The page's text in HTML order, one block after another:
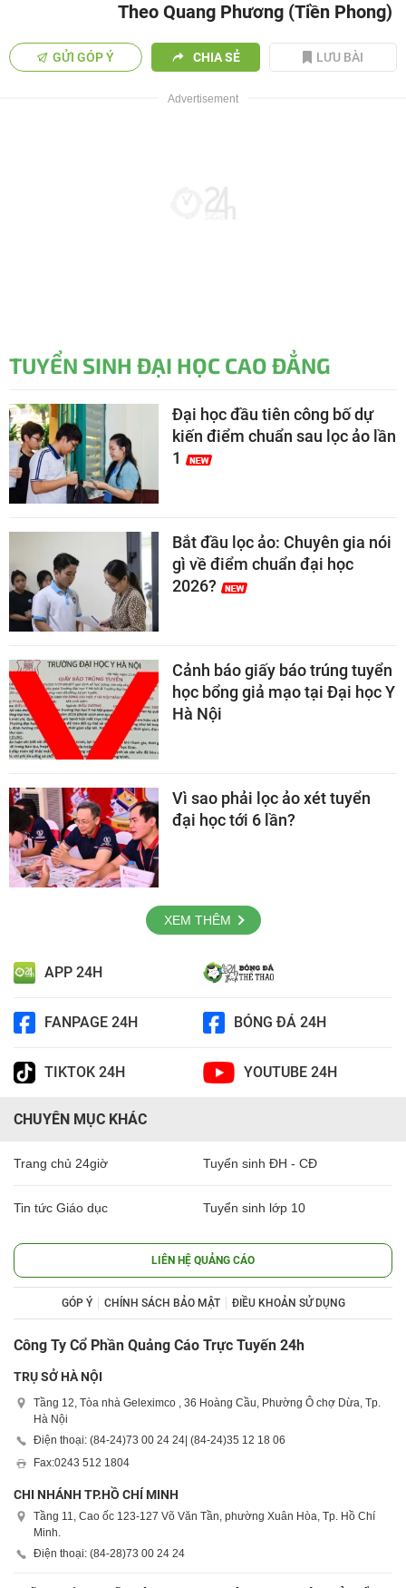
Theo Quang Phương (Tiền Phong)
GỬI GÓP Ý CHIA SẺ LƯU BÀI
TUYỂN SINH ĐẠI HỌC CAO ĐẲNG
Đại học đầu tiên công bố dự
kiến điểm chuẩn sau lọc ảo lần
1
Bắt đầu lọc ảo: Chuyên gia nói
gì về điểm chuẩn đại học
2026?
Cảnh báo giấy báo trúng tuyển
học bổng giả mạo tại Đại học Y
Hà Nội
Vì sao phải lọc ảo xét tuyển
đại học tới 6 lần?
XEM THÊM
APP 24H
FANPAGE 24H BÓNG ĐÁ 24H
TIKTOK 24H YOUTUBE 24H
CHUYÊN MỤC KHÁC
Trang chủ 24giờ Tuyển sinh ĐH - CĐ
Tin tức Giáo dục Tuyển sinh lớp 10
LIÊN HỆ QUẢNG CÁO
GÓP Ý CHÍNH SÁCH BẢO MẬT ĐIỀU KHOẢN SỬ DỤNG
Công Ty Cổ Phần Quảng Cáo Trực Tuyến 24h
TRỤ SỞ HÀ NỘI
Tầng 12, Tòa nhà Geleximco , 36 Hoàng Cầu, Phường Ô chợ Dừa, Tp.
Hà Nội
Điện thoại: (84-24)73 00 24 24 | (84-24)35 12 18 06
Fax:0243 512 1804
CHI NHÁNH TP.HỒ CHÍ MINH
Tầng 11, Cao ốc 123-127 Võ Văn Tần, phường Xuân Hòa, Tp. Hồ Chí
Minh.
Điện thoại: (84-28)73 00 24 24